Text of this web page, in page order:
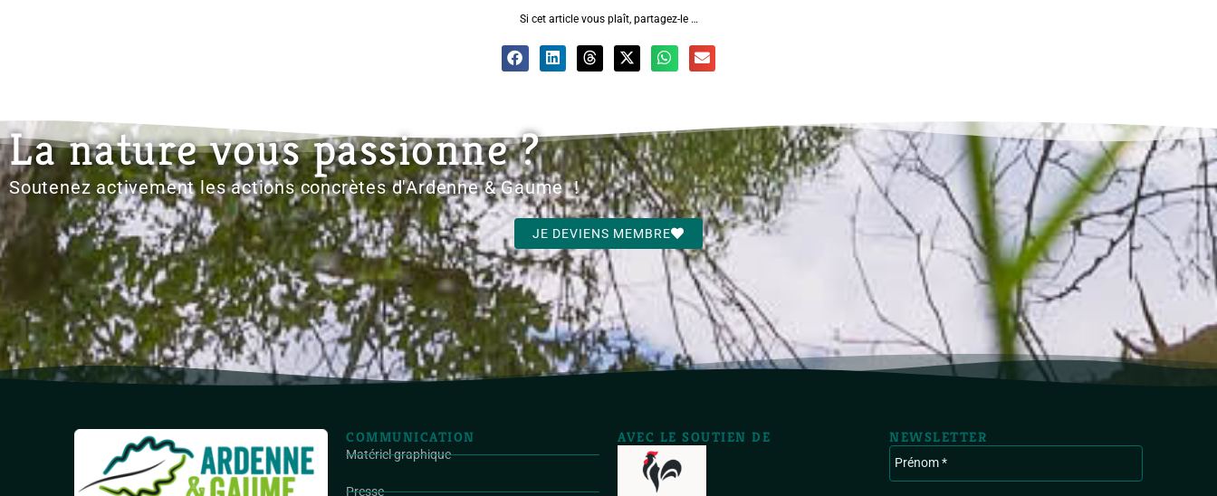
Si cet article vous plaît, partagez-le …
La nature vous passionne ?
Soutenez activement les actions concrètes d'Ardenne & Gaume !
JE DEVIENS MEMBRE
COMMUNICATION
Matériel graphique
Presse
AVEC LE SOUTIEN DE NEWSLETTER